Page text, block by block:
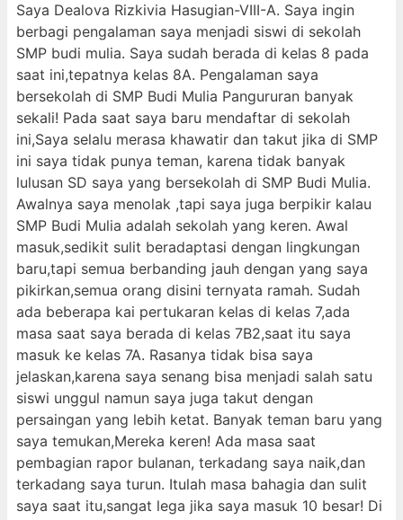
Saya Dealova Rizkivia Hasugian-VIII-A. Saya ingin
berbagi pengalaman saya menjadi siswi di sekolah
SMP budi mulia. Saya sudah berada di kelas 8 pada
saat ini,tepatnya kelas 8A. Pengalaman saya
bersekolah di SMP Budi Mulia Pangururan banyak
sekali! Pada saat saya baru mendaftar di sekolah
ini,Saya selalu merasa khawatir dan takut jika di SMP
ini saya tidak punya teman, karena tidak banyak
lulusan SD saya yang bersekolah di SMP Budi Mulia.
Awalnya saya menolak ,tapi saya juga berpikir kalau
SMP Budi Mulia adalah sekolah yang keren. Awal
masuk,sedikit sulit beradaptasi dengan lingkungan
baru,tapi semua berbanding jauh dengan yang saya
pikirkan,semua orang disini ternyata ramah. Sudah
ada beberapa kai pertukaran kelas di kelas 7,ada
masa saat saya berada di kelas 7B2,saat itu saya
masuk ke kelas 7A. Rasanya tidak bisa saya
jelaskan,karena saya senang bisa menjadi salah satu
siswi unggul namun saya juga takut dengan
persaingan yang lebih ketat. Banyak teman baru yang
saya temukan,Mereka keren! Ada masa saat
pembagian rapor bulanan, terkadang saya naik,dan
terkadang saya turun. Itulah masa bahagia dan sulit
saya saat itu,sangat lega jika saya masuk 10 besar! Di